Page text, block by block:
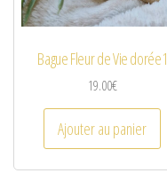
Bague Fleur de Vie dorée1
19.00€
Ajouter au panier